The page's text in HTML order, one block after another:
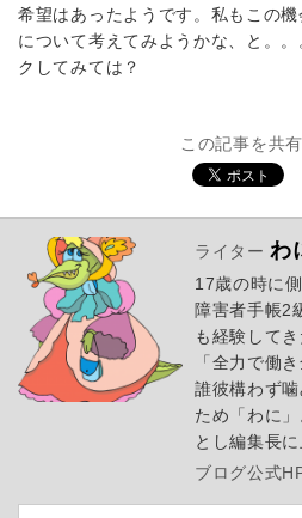
希望はあったようです。私もこの
について考えてみようかな、と。
クしてみては？
この記事を共有
ライターわ
17歳の時に
障害者手帳2
も経験して
「全力で働
誰彼構わず
ため「わに
とし編集長
ブログ公式